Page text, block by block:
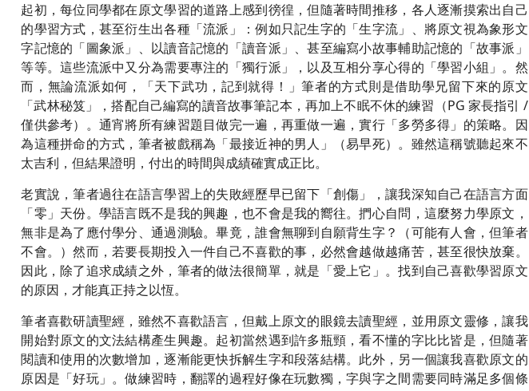
起初，每位同學都在原文學習的道路上感到徬徨，但隨著時間推移，各人逐漸摸索出自己
的學習方式，甚至衍生出各種「流派」：例如只記生字的「生字流」、將原文視為象形文
字記憶的「圖象派」、以讀音記憶的「讀音派」、甚至編寫小故事輔助記憶的「故事派」
等等。這些流派中又分為需要專注的「獨行派」，以及互相分享心得的「學習小組」。然
而，無論流派如何，「天下武功，記到就得！」筆者的方式則是借助學兄留下來的原文
「武林秘笈」，搭配自己編寫的讀音故事筆記本，再加上不眠不休的練習（PG 家長指引 /
僅供參考）。通宵將所有練習題目做完一遍，再重做一遍，實行「多勞多得」的策略。因
為這種拼命的方式，筆者被戲稱為「最接近神的男人」（易早死）。雖然這稱號聽起來不
太吉利，但結果證明，付出的時間與成績確實成正比。
老實說，筆者過往在語言學習上的失敗經歷早已留下「創傷」，讓我深知自己在語言方面
「零」天份。學語言既不是我的興趣，也不會是我的嚮往。捫心自問，這麼努力學原文，
無非是為了應付學分、通過測驗。畢竟，誰會無聊到自願背生字？（可能有人會，但筆者
不會。）然而，若要長期投入一件自己不喜歡的事，必然會越做越痛苦，甚至很快放棄。
因此，除了追求成績之外，筆者的做法很簡單，就是「愛上它」。找到自己喜歡學習原文
的原因，才能真正持之以恆。
筆者喜歡研讀聖經，雖然不喜歡語言，但戴上原文的眼鏡去讀聖經，並用原文靈修，讓我
開始對原文的文法結構產生興趣。起初當然遇到許多瓶頸，看不懂的字比比皆是，但隨著
閱讀和使用的次數增加，逐漸能更快拆解生字和段落結構。此外，另一個讓我喜歡原文的
原因是「好玩」。做練習時，翻譯的過程好像在玩數獨，字與字之間需要同時滿足多個條